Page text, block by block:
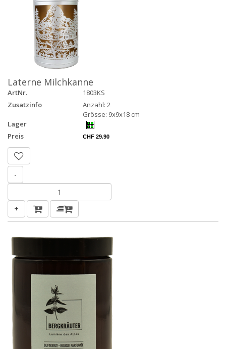
Laterne Milchkanne
ArtNr.
1803KS
Zusatzinfo
Anzahl: 2
Grösse: 9x9x18 cm
Lager
Preis
CHF 29.90
-
+